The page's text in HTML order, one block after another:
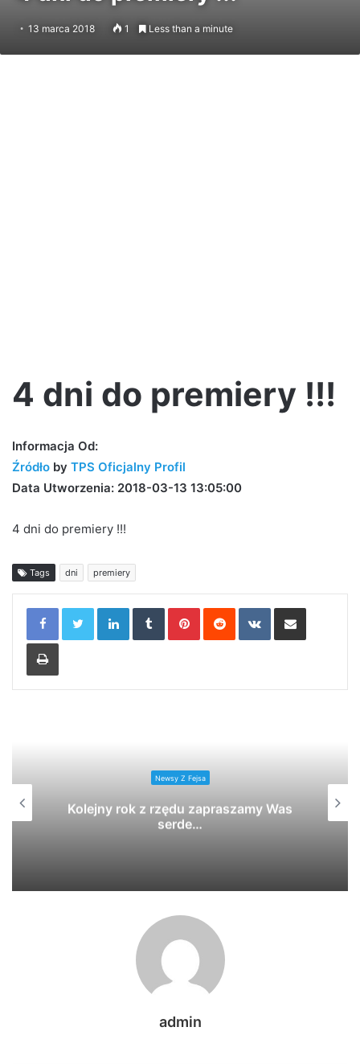
13 marca 2018 1 Less than a minute
4 dni do premiery !!!
Informacja Od:
Źródło by TPS Oficjalny Profil
Data Utworzenia: 2018-03-13 13:05:00
4 dni do premiery !!!
Tags dni premiery
LinkedInTumblrPinterestReddit VKontakteShare via Email
Print
Newsy Z Fejsa
Kolejny rok z rzędu zapraszamy Was
serde…
admin